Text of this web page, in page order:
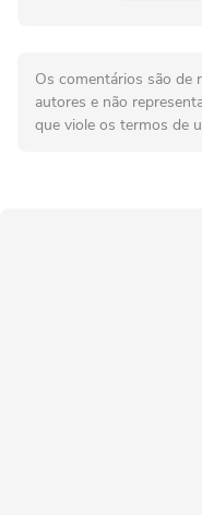
Os comentários são de
autores e não
que viole os termos de